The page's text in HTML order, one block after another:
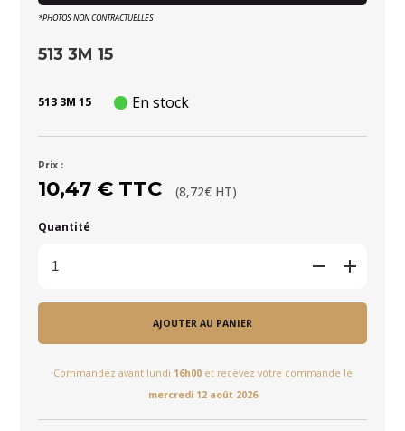
*PHOTOS NON CONTRACTUELLES
513 3M 15
513 3M 15 En stock
Prix :
10,47 € TTC (8,72€ HT)
Quantité
AJOUTER AU PANIER
Commandez avant lundi 16h00et recevez votre commande le
mercredi 12 août 2026